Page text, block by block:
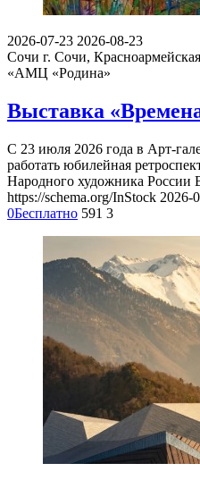
2026-07-23 2026-08-23
Сочи г. Сочи,
«АМЦ «Родина»
Выставка
С 23 июля 2026 года в Арт-
работать юбилейная
Народного художника России
https://schema.org/InStock 2026-
0Бесплатно 591 3